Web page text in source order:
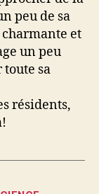
peu de sa
charmante et
un peu
toute sa
résidents,